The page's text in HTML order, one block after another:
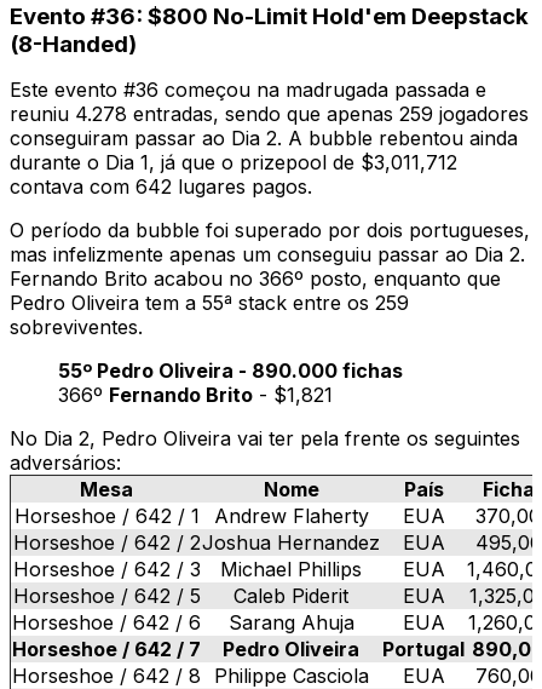
Evento #36: $800 No-Limit Hold'em Deepstack
(8-Handed)
Este evento #36 começou na madrugada passada e
reuniu 4.278 entradas, sendo que apenas 259 jogadores
conseguiram passar ao Dia 2. A bubble rebentou ainda
durante o Dia 1, já que o prizepool de $3,011,712
contava com 642 lugares pagos.
O período da bubble foi superado por dois portugueses,
mas infelizmente apenas um conseguiu passar ao Dia 2.
Fernando Brito acabou no 366º posto, enquanto que
Pedro Oliveira tem a 55ª stack entre os 259
sobreviventes.
55º Pedro Oliveira - 890.000 fichas
366º Fernando Brito - $1,821
No Dia 2, Pedro Oliveira vai ter pela frente os seguintes
adversários:
Mesa
Nome País
Horseshoe / 642 / 1
Andrew Flaherty EUA
Horseshoe / 642 / 2Joshua Hernandez EUA
Horseshoe / 642 / 3
Michael Phillips EUA
Horseshoe / 642 / 5
Caleb Piderit EUA
Horseshoe / 642 / 6
Sarang Ahuja EUA
Horseshoe / 642 / 7
Pedro Oliveira Portugal
Horseshoe / 642 / 8
Philippe Casciola EUA